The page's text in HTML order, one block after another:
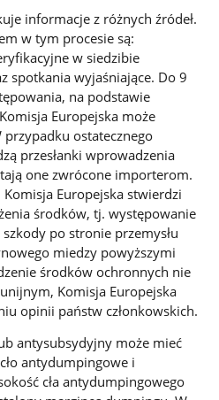
informacje z różnych źródeł.
w tym procesie są:
w siedzibie
spotkania wyjaśniające. Do 9
na podstawie
Europejska może
przypadku ostatecznego
przesłanki wprowadzenia
one zwrócone importerom.
Europejska stwierdzi
środków, tj. występowanie
po stronie przemysłu
miedzy powyższymi
środków ochronnych nie
Komisja Europejska
opinii państw członkowskich.
antysubsydyjny może mieć
antydumpingowe i
cła antydumpingowego